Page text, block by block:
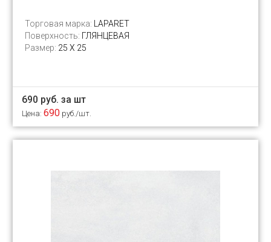
Торговая марка:
LAPARET
Поверхность: ГЛЯНЦЕВАЯ
Размер: 25 Х 25
690 руб. за шт
Цена: 690 руб./шт.